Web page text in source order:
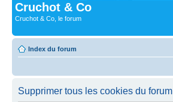
Cruchot & Co
Cruchot & Co, le forum
Index du forum
Supprimer tous les cookies du forum